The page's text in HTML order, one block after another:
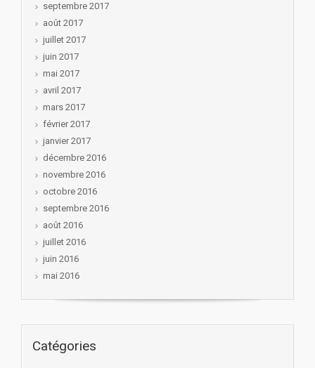
septembre 2017
août 2017
juillet 2017
juin 2017
mai 2017
avril 2017
mars 2017
février 2017
janvier 2017
décembre 2016
novembre 2016
octobre 2016
septembre 2016
août 2016
juillet 2016
juin 2016
mai 2016
Catégories